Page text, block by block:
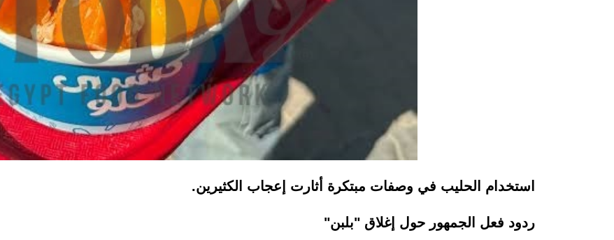
استخدام الحليب في وصفات مبتكرة أثارت إعجاب الكثيرين.
ردود فعل الجمهور حول إغلاق "بلبن"